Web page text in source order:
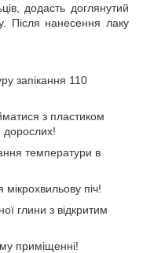
додасть доглянутий
Після нанесення лаку
запікання 110
з пластиком
дорослих!
температури в
піч!
глини з відкритим
приміщенні!